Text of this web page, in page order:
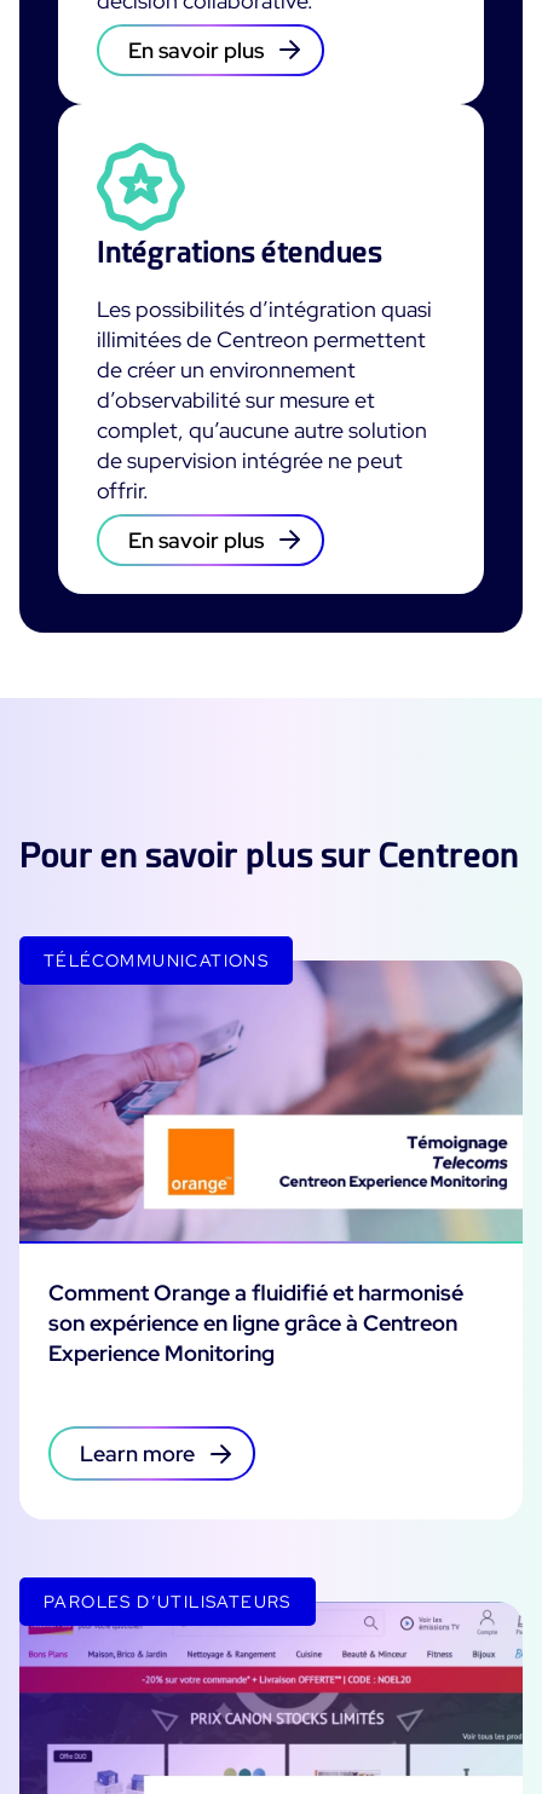
En savoir plus
Intégrations étendues
Les possibilités d’intégration quasi
illimitées de Centreon permettent
de créer un environnement
d’observabilité sur mesure et
complet, qu’aucune autre solution
de supervision intégrée ne peut
offrir.
En savoir plus
Pour en savoir plus sur Centreon
TÉLÉCOMMUNICATIONS
Comment Orange a fluidifié et harmonisé
son expérience en ligne grâce à Centreon
Experience Monitoring
Learn more
PAROLES D’UTILISATEURS